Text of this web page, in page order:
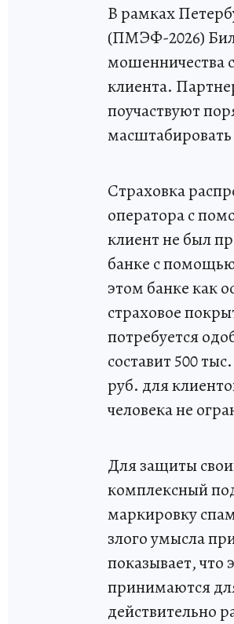
В рамках
(ПМЭФ-2026)
мошенничества
клиента.
поучаствуют
масштабировать
Страховка
оператора с
клиент не был
банке с
этом банке как
страховое
потребуется
составит 500
руб. для
человека не
Для защиты
комплексный
маркировку
злого умысла
показывает,
принимаются
действительно